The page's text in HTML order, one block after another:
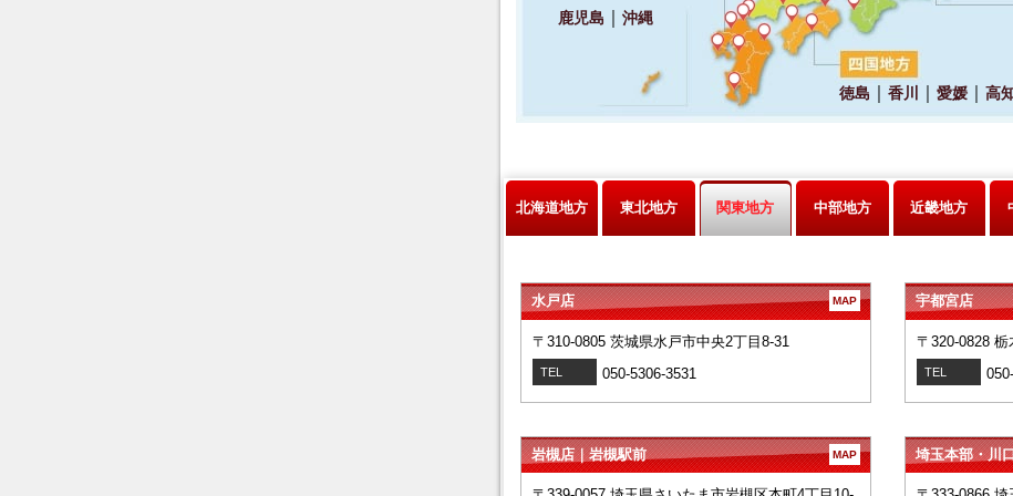
北海道地方 東北地方 関東地方 中部地方 近畿地方
水戸店 MAP
〒310-0805 茨城県水戸市中央2丁目8-31
TEL 050-5306-3531
宇都宮店
〒320-0828
TEL
岩槻店｜岩槻駅前 MAP 埼玉本部・川